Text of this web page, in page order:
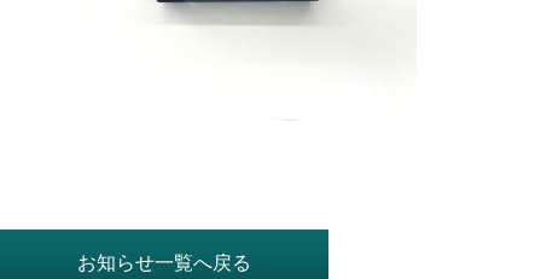
お知らせ一覧へ戻る